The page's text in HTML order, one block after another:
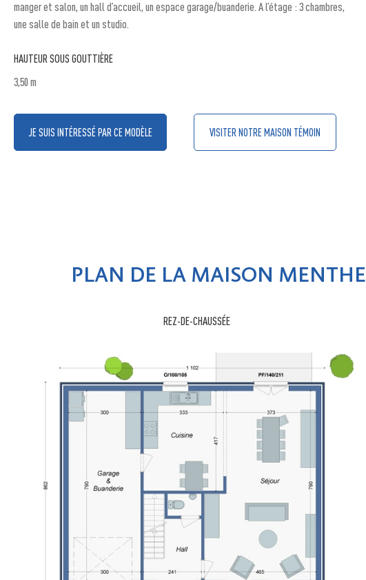
manger et salon, un hall d’accueil, un espace garage/buanderie. A l’étage : 3 chambres,
une salle de bain et un studio.
HAUTEUR SOUS GOUTTIÈRE
3,50 m
JE SUIS INTÉRESSÉ PAR CE MODÈLE VISITER NOTRE MAISON TÉMOIN
PLAN DE LA MAISON MENTHE
REZ-DE-CHAUSSÉE